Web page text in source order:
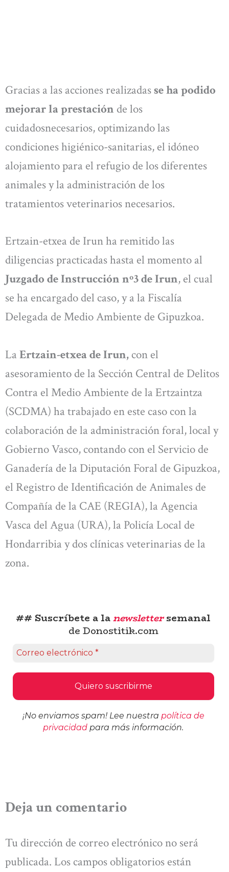
Gracias a las acciones realizadasse ha podido
mejorar la prestación de los
cuidadosnecesarios, optimizando las
condiciones higiénico-sanitarias, el idóneo
alojamiento para el refugio de los diferentes
animales y la administración de los
tratamientos veterinarios necesarios.
Ertzain-etxea de Irun ha remitido las
diligencias practicadas hasta el momento al
Juzgado de Instrucción nº3 de Irun, el cual
se ha encargado del caso, y a la Fiscalía
Delegada de Medio Ambiente de Gipuzkoa.
La Ertzain-etxea de Irun, con el
asesoramiento de la Sección Central de Delitos
Contra el Medio Ambiente de la Ertzaintza
(SCDMA) ha trabajado en este caso con la
colaboración de la administración foral, local y
Gobierno Vasco, contando con el Servicio de
Ganadería de la Diputación Foral de Gipuzkoa,
el Registro de Identificación de Animales de
Compañía de la CAE (REGIA), la Agencia
Vasca del Agua (URA), la Policía Local de
Hondarribia y dos clínicas veterinarias de la
zona.
## Suscríbete a lanewslettersemanal
de Donostitik.com
¡No enviamos spam! Lee nuestra política de
privacidad para más información.
Deja un comentario
Tu dirección de correo electrónico no será
publicada. Los campos obligatorios están